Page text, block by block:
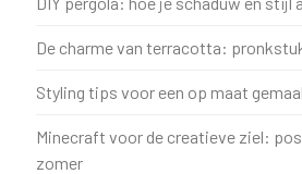
De charme van terracotta:
Styling tips voor een op maat
Minecraft voor de creatieve ziel:
zomer